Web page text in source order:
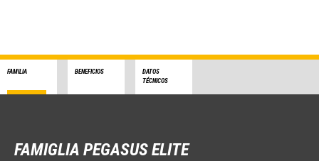
FAMILIA BENEFICIOS
DATOS
TÉCNICOS
FAMIGLIA PEGASUS ELITE